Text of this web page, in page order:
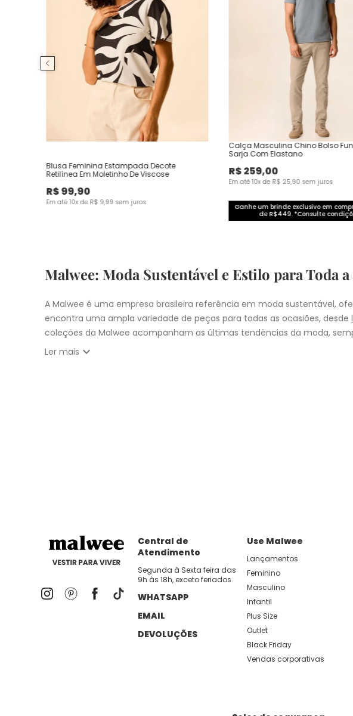
Blusa Feminina Estampada Decote
Retilínea Em Moletinho De Viscose
R$99,90
Em até10x de R$ 9,99 sem juros
Calça Masculina Chino Bolso
Sarja Com Elastano
R$259,00
Em até10x de R$ 25,90 sem juros
Ganhe um brinde exclusivo em
de R$449. *Consulte
Malwee: Moda Sustentável e Estilo para Toda
A Malwee é uma empresa brasileira referência em moda sustentável,
encontra uma ampla variedade de peças para todas as ocasiões, desde
coleções da Malwee acompanham as últimas tendências da moda,
Ler mais expand_more
Central de
Atendimento
Segunda à Sexta feira das
9h às 18h, exceto feriados.
WHATSAPP
EMAIL
DEVOLUÇÕES
Use Malwee
Lançamentos
Feminino
Masculino
Infantil
Plus Size
Outlet
Black Friday
Vendas corporativas